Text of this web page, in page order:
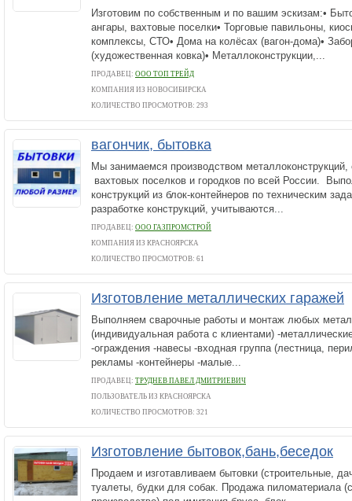
Изготовим по собственным и по вашим эскизам:•
ангары, вахтовые поселки• Торговые павильоны,
комплексы, СТО• Дома на колёсах (вагон-дома)•
(художественная ковка)• Металлоконструкции,...
ПРОДАВЕЦ: ООО ТОП ТРЕЙД
КОМПАНИЯ ИЗ НОВОСИБИРСКА
КОЛИЧЕСТВО ПРОСМОТРОВ: 293
вагончик, бытовка
Мы занимаемся производством металлоконструкций,
вахтовых поселков и городков по всей России.
конструкций из блок-контейнеров по техническим
разработке конструкций, учитываются...
ПРОДАВЕЦ: ООО ГАЗПРОМСТРОЙ
КОМПАНИЯ ИЗ КРАСНОЯРСКА
КОЛИЧЕСТВО ПРОСМОТРОВ: 61
Изготовление металлических гаражей
Выполняем сварочные работы и монтаж любых
(индивидуальная работа с клиентами) -
-ограждения -навесы -входная группа (лестница,
рекламы -контейнеры -малые...
ПРОДАВЕЦ: ТРУДНЕВ ПАВЕЛ ДМИТРИЕВИЧ
ПОЛЬЗОВАТЕЛЬ ИЗ КРАСНОЯРСКА
КОЛИЧЕСТВО ПРОСМОТРОВ: 321
Изготовление бытовок,бань,беседок
Продаем и изготавливаем бытовки (строительные,
туалеты, будки для собак. Продажа пиломатериала